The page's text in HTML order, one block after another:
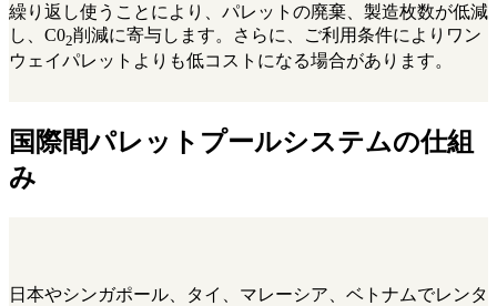
繰り返し使うことにより、パレットの廃棄、製造枚数が低減
し、C02削減に寄与します。さらに、ご利用条件によりワン
ウェイパレットよりも低コストになる場合があります。
国際間パレットプールシステムの仕組
み
日本やシンガポール、タイ、マレーシア、ベトナムでレンタ